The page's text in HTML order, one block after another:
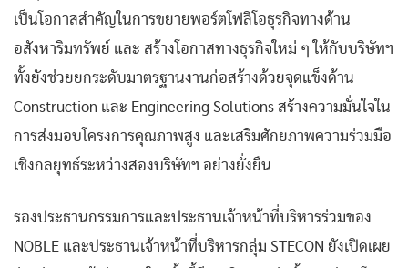
เป็นโอกาสสำคัญในการขยายพอร์ตโฟลิโอธุรกิจทางด้าน
อสังหาริมทรัพย์ และ สร้างโอกาสทางธุรกิจใหม่ ๆ ให้กับบริษัทฯ
ทั้งยังช่วยยกระดับมาตรฐานงานก่อสร้างด้วยจุดแข็งด้าน
Construction และ Engineering Solutions สร้างความมั่นใจใน
การส่งมอบโครงการคุณภาพสูง และเสริมศักยภาพความร่วมมือ
เชิงกลยุทธ์ระหว่างสองบริษัทฯ อย่างยั่งยืน
รองประธานกรรมการและประธานเจ้าหน้าที่บริหารร่วมของ
NOBLE และประธานเจ้าหน้าที่บริหารกลุ่ม STECON ยังเปิดเผย